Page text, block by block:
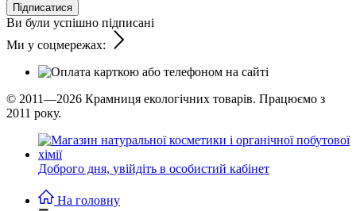
Підписатися
Ви були успішно підписані
Ми у соцмережах:
© 2011—2026 Крамниця екологічних товарів. Працюємо з
2011 року.
Доброго дня, увійдіть в особистий кабінет
На головну